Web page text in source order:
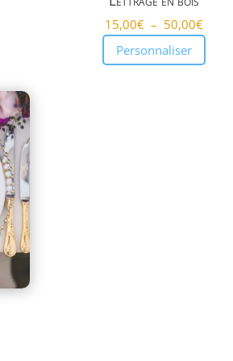
15,00€ – 50,00€Plage
prix :
Personnaliser